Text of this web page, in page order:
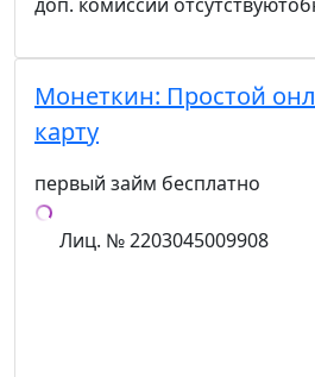
Монеткин: Простой
карту
первый займ бесплатно
Лиц. № 2203045009908